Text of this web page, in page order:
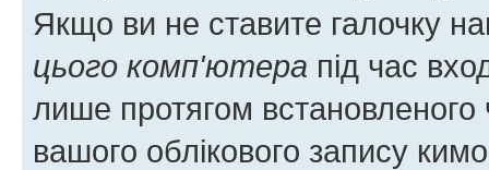
Якщо ви не ставите галочку
цього комп'ютера під час
лише протягом встановленого
вашого облікового запису